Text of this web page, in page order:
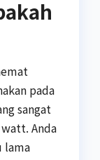
pada
sangat
Anda
lama